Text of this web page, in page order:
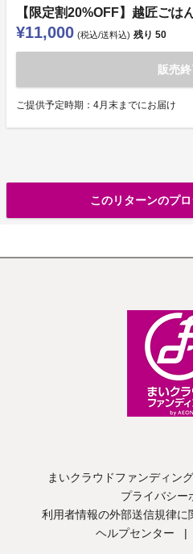
【限定割20%OFF】越匠ごは
¥11,000 (税込/送料込) 残り 50
販売終
ご提供予定時期：4月末までにお届け
このリターンのプ
まいクラウドファンディン
プライバシー
利用者情報の外部送信規律に
ヘルプセンター
|